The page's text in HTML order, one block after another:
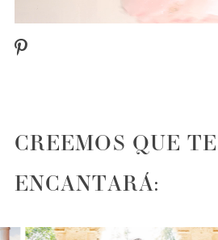
CREEMOS QUE TE
ENCANTARÁ:
0